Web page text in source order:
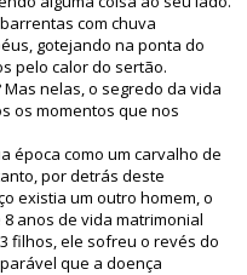
com chuva
gotejando na ponta do
pelo calor do sertão.
nelas, o segredo da vida
os momentos que nos
época como um carvalho de
por detrás deste
existia um outro homem, o
anos de vida matrimonial
filhos, ele sofreu o revés do
que a doença